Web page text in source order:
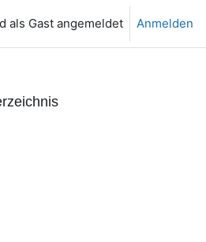
als Gast angemeldet Anmelden